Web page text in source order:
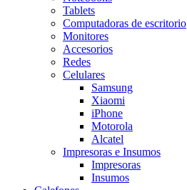
Tablets
Computadoras de escritorio
Monitores
Accesorios
Redes
Celulares
Samsung
Xiaomi
iPhone
Motorola
Alcatel
Impresoras e Insumos
Impresoras
Insumos